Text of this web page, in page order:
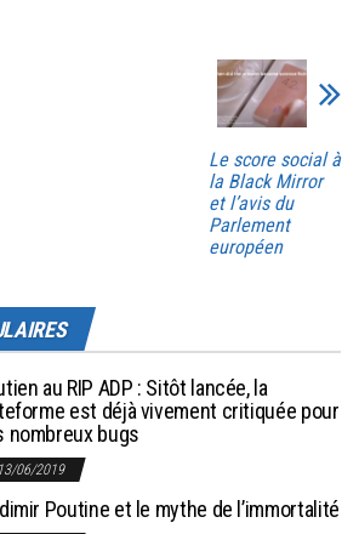
Le score social à
la Black Mirror
et l’avis du
Parlement
européen
au RIP ADP : Sitôt lancée, la
est déjà vivement critiquée pour
nombreux bugs
13/06/2019
Poutine et le mythe de l’immortalité